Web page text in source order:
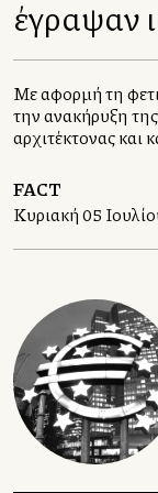
έγραψαν
Με αφορμή τη
την ανακήρυξη
αρχιτέκτονας και
κατοικίες,
για να μας
Πολιτειών.
FACT
Κυριακή 05